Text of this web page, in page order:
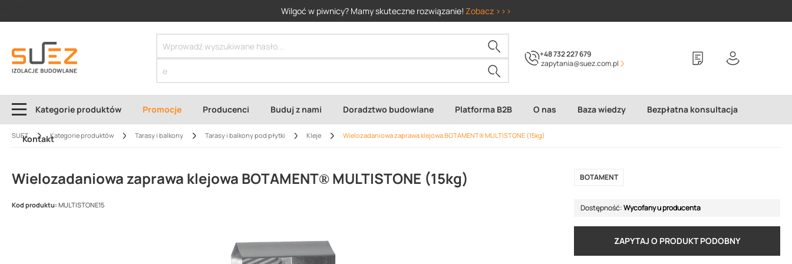
Wilgoć w piwnicy? Mamy skuteczne rozwiązanie! Zobacz >>>
+48 732 227 679
zapytania@suez.com.pl
Kategorie produktów Promocje Producenci Buduj z nami Doradztwo budowlane Platforma B2B O nas Baza wiedzy Bezpłatna konsultacja
Kontakt
SUEZ Kategorie produktów Tarasy i balkony Tarasy i balkony pod płytki Kleje Wielozadaniowa zaprawa klejowa BOTAMENT® MULTISTONE (15kg)
Wielozadaniowa zaprawa klejowa BOTAMENT® MULTISTONE (15kg) BOTAMENT
Kod produktu: MULTISTONE15 Dostępność:Wycofany u producenta
ZAPYTAJ O PRODUKT PODOBNY